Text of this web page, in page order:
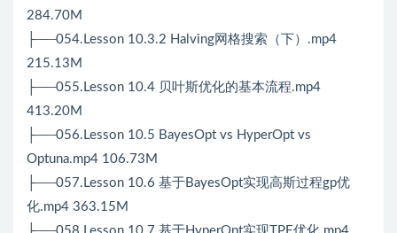
284.70M
├──054.Lesson 10.3.2 Halving网格搜索（下）.mp4
215.13M
├──055.Lesson 10.4 贝叶斯优化的基本流程.mp4
413.20M
├──056.Lesson 10.5 BayesOpt vs HyperOpt vs
Optuna.mp4 106.73M
├──057.Lesson 10.6 基于BayesOpt实现高斯过程gp优
化.mp4 363.15M